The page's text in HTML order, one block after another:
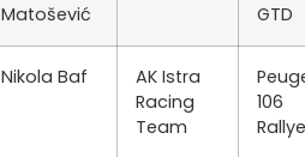
Matošević
GTD
Nikola Baf
AK Istra
Racing
Team
106
Rallye